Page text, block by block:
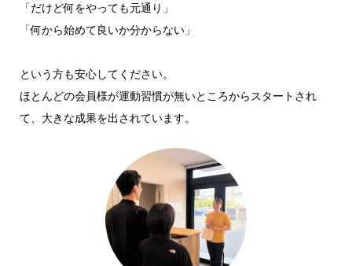
「だけど何をやっても元通り」
「何から始めて良いか分からない」
という方も安心してください。
ほとんどの会員様が運動習慣が無いところからスタートされ
て、大きな成果を出されています。